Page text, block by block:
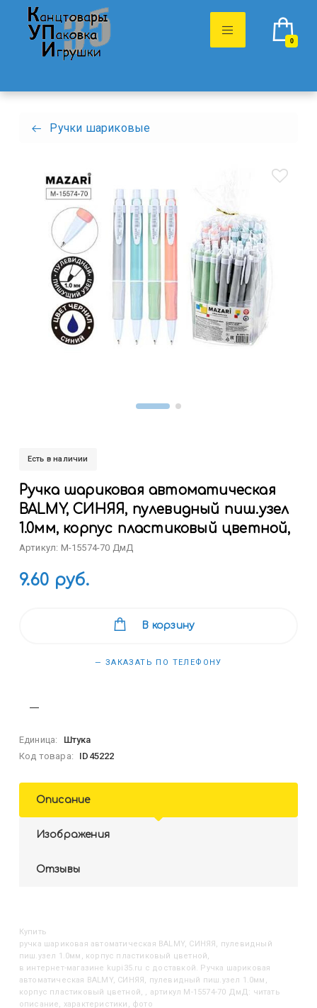
0
Ручки шариковые
Есть в наличии
Ручка шариковая автоматическая
BALMY, СИНЯЯ, пулевидный пиш.узел
1.0мм, корпус пластиковый цветной,
Артикул: M-15574-70 ДмД
9.60 руб.
В корзину
— ЗАКАЗАТЬ ПО ТЕЛЕФОНУ
Единица:
Штука
Код товара:
ID45222
Описание
Изображения
Отзывы
Купить
Ручка шариковая автоматическая BALMY, СИНЯЯ, пулевидный
пиш.узел 1.0мм, корпус пластиковый цветной,
в интернет-магазине kupi35.ru с доставкой. Ручка шариковая
автоматическая BALMY, СИНЯЯ, пулевидный пиш.узел 1.0мм,
корпус пластиковый цветной, , артикул M-15574-70 ДмД: читать
описание, характеристики, фото